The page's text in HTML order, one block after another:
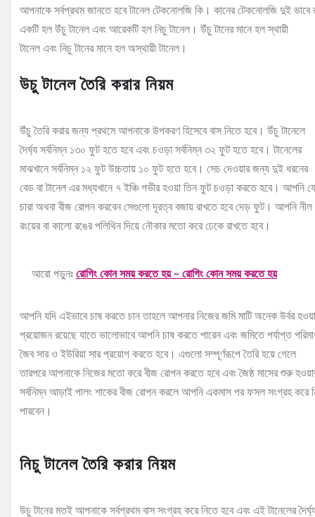
আপনাকে সর্বপ্রথম জানতে হবে টানেল টেকনোলজি কি। কানের টেকনোলজি দুই ভাবে
একটি হল উঁচু টানেল এবং আরেকটি হল নিচু টানেল। উঁচু টানের মানে হল স্থায়ী
টানেল এবং নিচু টানের মানে হল অস্থায়ী টানেল।
উচু টানেল তৈরি করার নিয়ম
উঁচু তৈরি করার জন্য প্রথমে আপনাকে উপকরণ হিসেবে বাস নিতে হবে। উঁচু টানেলে
দৈর্ঘ্য সর্বনিম্ন ১৩০ ফুট হতে হবে এবং চওড়া সর্বনিম্ন ৩২ ফুট হতে হবে। টানেলের
মাঝখানে সর্বনিম্ন ১২ ফুট উচ্চতায় ১০ ফুট হতে হবে। সেচ দেওয়ার জন্য দুই ধরনের
বেড বা টানেল এর মধ্যখানে ৭ ইঞ্চি গভীর হওয়া তিন ফুট চওড়া করতে হবে। আপনি যে
চারা অথবা বীজ রোপন করবেন সেগুলো দূরত্ব বজায় রাখতে হবে দেড় ফুট। আপনি নীল
রংয়ের বা কালো রঙের পলিথিন দিয়ে নৌকার মতো করে ঢেকে রাখতে হবে।
আরো পড়ুনঃরোগিং কোন সময় করতে হয় – রোগিং কোন সময় করতে হয়
আপনি যদি এইভাবে চাষ করতে চান তাহলে আপনার নিজের জমি মাটি অনেক উর্বর
প্রয়োজন রয়েছে যাতে ভালোভাবে আপনি চাষ করতে পারেন এবং জমিতে পর্যাপ্ত
জৈব সার ও ইউরিয়া সার প্রয়োগ করতে হবে। এগুলো সম্পূর্ণরূপে তৈরি হয়ে গেলে
তারপরে আপনাকে নিজের মতো করে বীজ রোপন করতে হবে এবং জৈষ্ঠ মাসের শুরু
সর্বনিম্ন আড়াই পালং শাকের বীজ রোপন করলে আপনি একমাস পর ফসল সংগ্রহ করে
পারবেন।
নিচু টানেল তৈরি করার নিয়ম
উচু টানের মতই আপনাকে সর্বপ্রথম বাস সংগ্রহ করে নিতে হবে এবং এই টানেলের